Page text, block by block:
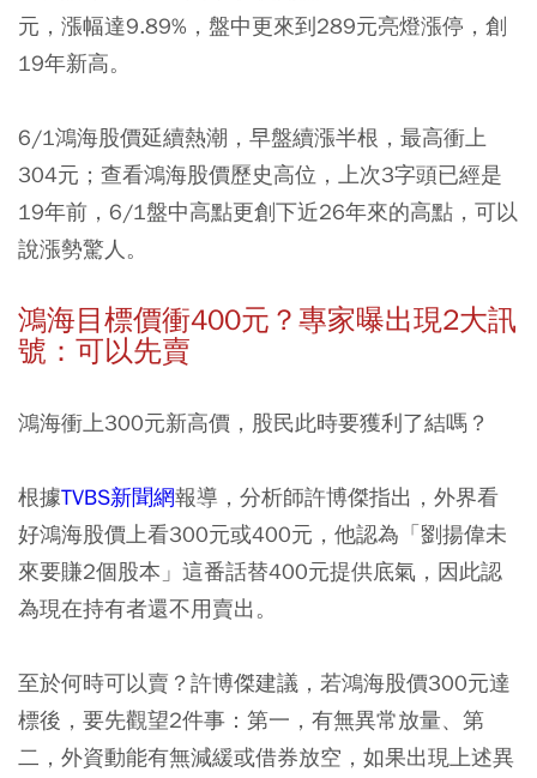
元，漲幅達9.89%，盤中更來到289元亮燈漲停，創
19年新高。
6/1鴻海股價延續熱潮，早盤續漲半根，最高衝上
304元；查看鴻海股價歷史高位，上次3字頭已經是
19年前，6/1盤中高點更創下近26年來的高點，可以
說漲勢驚人。
鴻海目標價衝400元？專家曝出現2大訊
號：可以先賣
鴻海衝上300元新高價，股民此時要獲利了結嗎？
根據TVBS新聞網報導，分析師許博傑指出，外界看
好鴻海股價上看300元或400元，他認為「劉揚偉未
來要賺2個股本」這番話替400元提供底氣，因此認
為現在持有者還不用賣出。
至於何時可以賣？許博傑建議，若鴻海股價300元達
標後，要先觀望2件事：第一，有無異常放量、第
二，外資動能有無減緩或借券放空，如果出現上述異